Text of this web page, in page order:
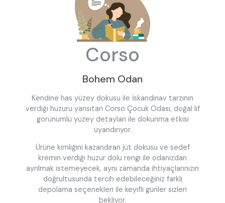
Corso
Bohem Odan
Kendine has yüzey dokusu ile İskandinav tarzının
verdiği huzuru yansıtan Corso Çocuk Odası, doğal lif
görünümlü yüzey detayları ile dokunma etkisi
uyandırıyor.
Ürüne kimliğini kazandıran jüt dokusu ve sedef
kremin verdiği huzur dolu rengi ile odanızdan
ayrılmak istemeyecek, aynı zamanda ihtiyaçlarınızın
doğrultusunda tercih edebileceğiniz farklı
depolama seçenekleri ile keyifli günler sizleri
bekliyor.